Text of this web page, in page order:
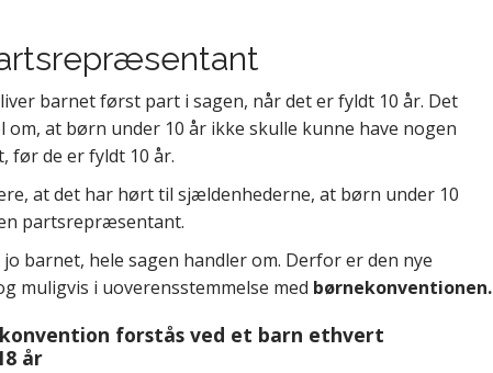
barnet først part i sagen, når det er fyldt 10 år. Det
at børn under 10 år ikke skulle kunne have nogen
de er fyldt 10 år.
at det har hørt til sjældenhederne, at børn under 10
partsrepræsentant.
barnet, hele sagen handler om. Derfor er den nye
muligvis i uoverensstemmelse med børnekonventionen.
forstås ved et barn ethvert
år